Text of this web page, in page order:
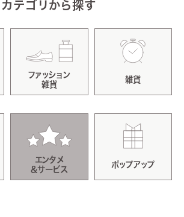
カテゴリから探す
ファッション
雑貨
雑貨
エンタメ
&サービス
ポップアップ